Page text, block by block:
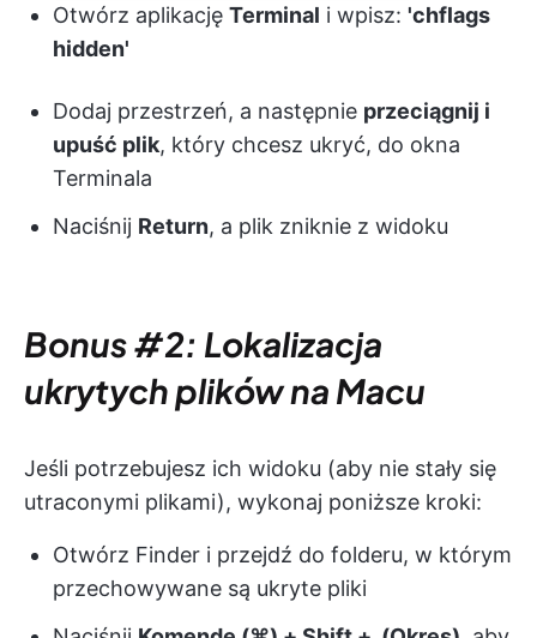
Otwórz aplikację Terminal i wpisz: 'chflags
hidden'
Dodaj przestrzeń, a następnie przeciągnij i
upuść plik, który chcesz ukryć, do okna
Terminala
Naciśnij Return, a plik zniknie z widoku
Bonus #2: Lokalizacja
ukrytych plików na Macu
Jeśli potrzebujesz ich widoku (aby nie stały się
utraconymi plikami), wykonaj poniższe kroki:
Otwórz Finder i przejdź do folderu, w którym
przechowywane są ukryte pliki